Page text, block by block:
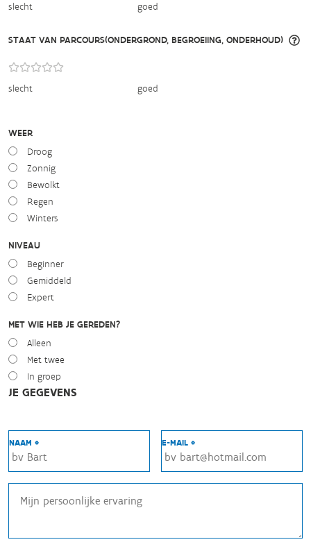
slecht goed
STAAT VAN PARCOURS(ONDERGROND, BEGROEIING, ONDERHOUD)
slecht goed
WEER
Droog
Zonnig
Bewolkt
Regen
Winters
NIVEAU
Beginner
Gemiddeld
Expert
MET WIE HEB JE GEREDEN?
Alleen
Met twee
In groep
JE GEGEVENS
NAAM * E-MAIL *